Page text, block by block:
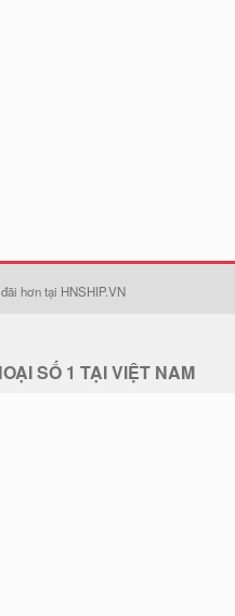
hơn tại HNSHIP.VN
SỐ 1 TẠI VIỆT NAM